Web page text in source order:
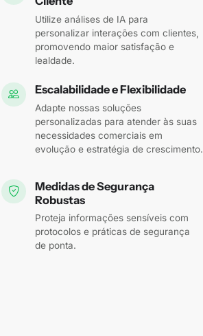
Utilize análises de IA para
personalizar interações com clientes,
promovendo maior satisfação e
lealdade.
Escalabilidade e Flexibilidade
Adapte nossas soluções
personalizadas para atender às suas
necessidades comerciais em
evolução e estratégia de crescimento.
Medidas de Segurança
Robustas
Proteja informações sensíveis com
protocolos e práticas de segurança
de ponta.